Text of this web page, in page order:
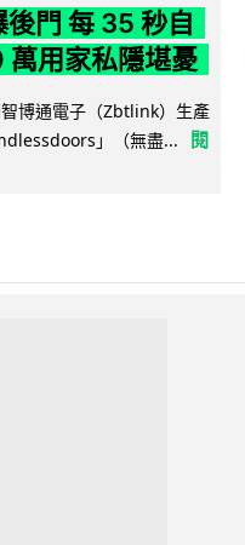
門 每 35 秒自
萬用家私隱堪憂
博通電子（Zbtlink）生產
」（無盡...
閱